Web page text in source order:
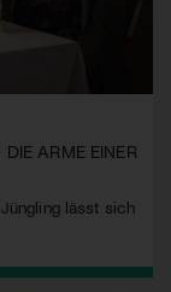
ARME EINER
lässt sich